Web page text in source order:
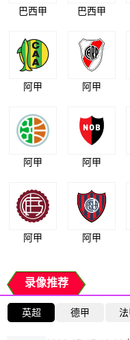
巴西甲 巴西甲
阿甲 阿甲
阿甲 阿甲
阿甲 阿甲
录像推荐
英超 德甲